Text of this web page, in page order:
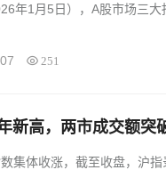
•周一（2026年1月5日），A股
251
新高，两市成交额突
集体收涨，截至收盘，沪